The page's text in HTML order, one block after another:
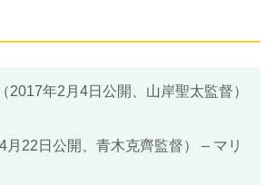
2017年2月4日公開、山岸聖太監督）
月22日公開、青木克齊監督） – マリ